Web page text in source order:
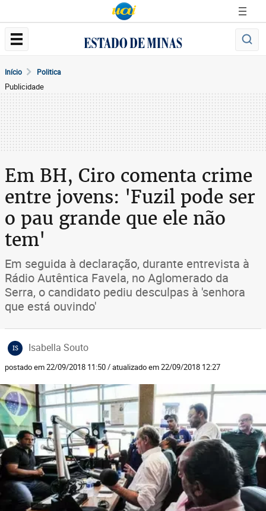
Início Politica
Publicidade
Em BH, Ciro comenta crime
entre jovens: 'Fuzil pode ser
o pau grande que ele não
tem'
Em seguida à declaração, durante entrevista à
Rádio Autêntica Favela, no Aglomerado da
Serra, o candidato pediu desculpas à 'senhora
que está ouvindo'
IS Isabella Souto
postado em 22/09/2018 11:50 / atualizado em 22/09/2018 12:27